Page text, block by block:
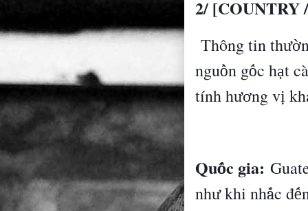
2/ [COUNTRY
Thông tin thườ
nguồn gốc hạt cà
tính hương vị kh
Quốc gia:
nhưkhi nhắc đế